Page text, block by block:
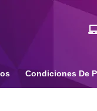
Condiciones De